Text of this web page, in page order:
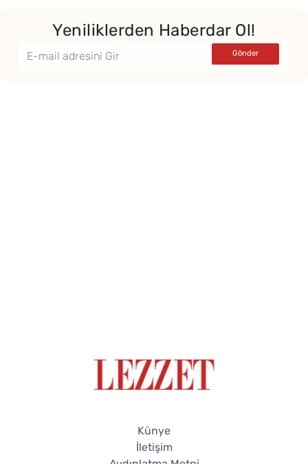
Yeniliklerden Haberdar Ol!
Künye
İletişim